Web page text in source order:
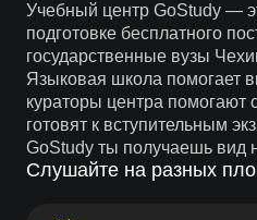
Учебный центр GoStudy —
подготовке бесплатного
государственные вузы
Языковая школа помогает
кураторы центра помогают
готовят к вступительным
GoStudy ты получаешь вид
Слушайте на разных